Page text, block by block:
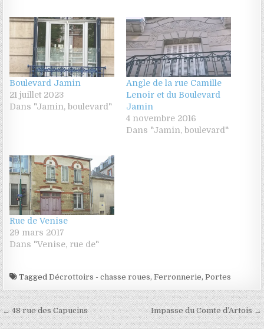
Boulevard Jamin
21 juillet 2023
Dans "Jamin, boulevard"
Angle de la rue Camille
Lenoir et du Boulevard
Jamin
4 novembre 2016
Dans "Jamin, boulevard"
Rue de Venise
29 mars 2017
Dans "Venise, rue de"
TaggedDécrottoirs - chasse roues,Ferronnerie,Portes
Navigation de l’articleImpasse du Comte d’Artois →
← 48 rue des Capucins